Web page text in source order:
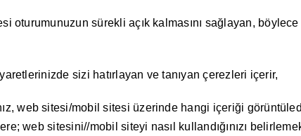
oturumunuzun sürekli açık kalmasını sağlayan,
sizi hatırlayan ve tanıyan çerezleri içerir,
web sitesi/mobil sitesi üzerinde hangi içeriği
web sitesini//mobil siteyi nasıl kullandığınızı